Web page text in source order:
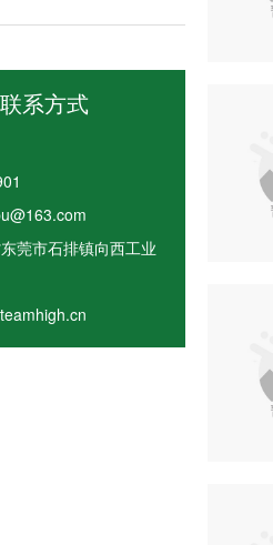
联系方式
莞市石排镇向西工业